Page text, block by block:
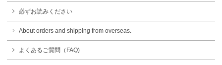
必ずお読みください
About orders and shipping from overseas.
よくあるご質問（FAQ)